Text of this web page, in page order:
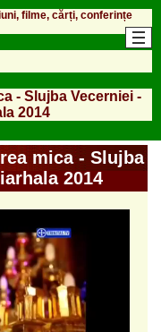
filme, cărți, conferințe
- Slujba Vecerniei -
2014
mica - Slujba
2014